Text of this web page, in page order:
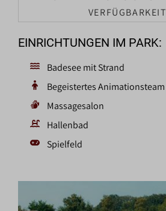
VERFÜGBARKEIT
EINRICHTUNGEN IM PARK:
Badesee mit Strand
Begeistertes Animationsteam
Massagesalon
Hallenbad
Spielfeld